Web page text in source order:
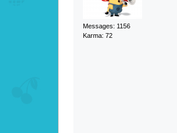
Messages: 1156
Karma: 72